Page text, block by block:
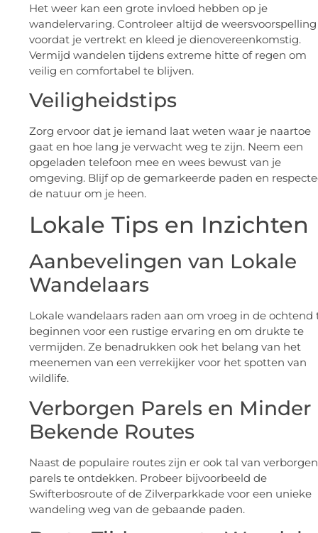
Het weer kan een grote invloed hebben op je
wandelervaring. Controleer altijd de weersvoorspelling
voordat je vertrekt en kleed je dienovereenkomstig.
Vermijd wandelen tijdens extreme hitte of regen om
veilig en comfortabel te blijven.
Veiligheidstips
Zorg ervoor dat je iemand laat weten waar je naartoe
gaat en hoe lang je verwacht weg te zijn. Neem een
opgeladen telefoon mee en wees bewust van je
omgeving. Blijf op de gemarkeerde paden en
de natuur om je heen.
Lokale Tips en Inzichten
Aanbevelingen van Lokale
Wandelaars
Lokale wandelaars raden aan om vroeg in de ochtend
beginnen voor een rustige ervaring en om drukte te
vermijden. Ze benadrukken ook het belang van het
meenemen van een verrekijker voor het spotten van
wildlife.
Verborgen Parels en Minder
Bekende Routes
Naast de populaire routes zijn er ook tal van verborgen
parels te ontdekken. Probeer bijvoorbeeld de
Swifterbosroute of de Zilverparkkade voor een unieke
wandeling weg van de gebaande paden.